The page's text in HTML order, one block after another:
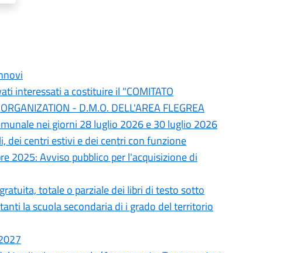
interessati a costituire il "COMITATO
- D.M.O. DELL'AREA FLEGREA
nei giorni 28 luglio 2026 e 30 luglio 2026
dei centri estivi e dei centri con funzione
2025: Avviso pubblico per l'acquisizione di
totale o parziale dei libri di testo sotto
la scuola secondaria di i grado del territorio